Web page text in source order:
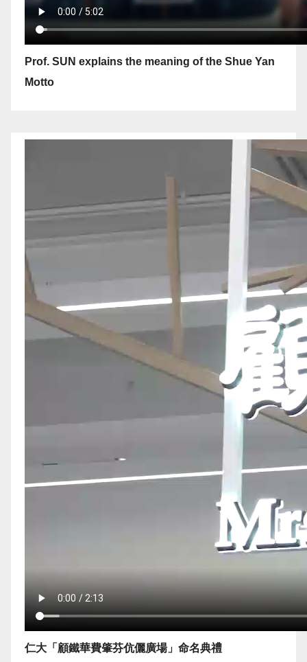
Prof. SUN explains the meaning of the Shue Yan
Motto
仁大「顧鐵華費肇芬伉儷廣場」命名典禮